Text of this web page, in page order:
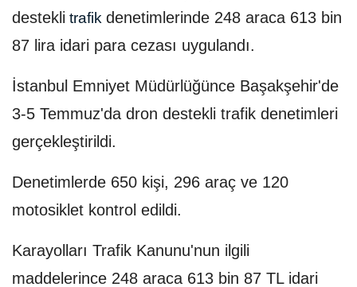
destekli trafik denetimlerinde 248 araca 613 bin
87 lira idari para cezası uygulandı.
İstanbul Emniyet Müdürlüğünce Başakşehir'de
3-5 Temmuz'da dron destekli trafik denetimleri
gerçekleştirildi.
Denetimlerde 650 kişi, 296 araç ve 120
motosiklet kontrol edildi.
Karayolları Trafik Kanunu'nun ilgili
maddelerince 248 araca 613 bin 87 TL idari